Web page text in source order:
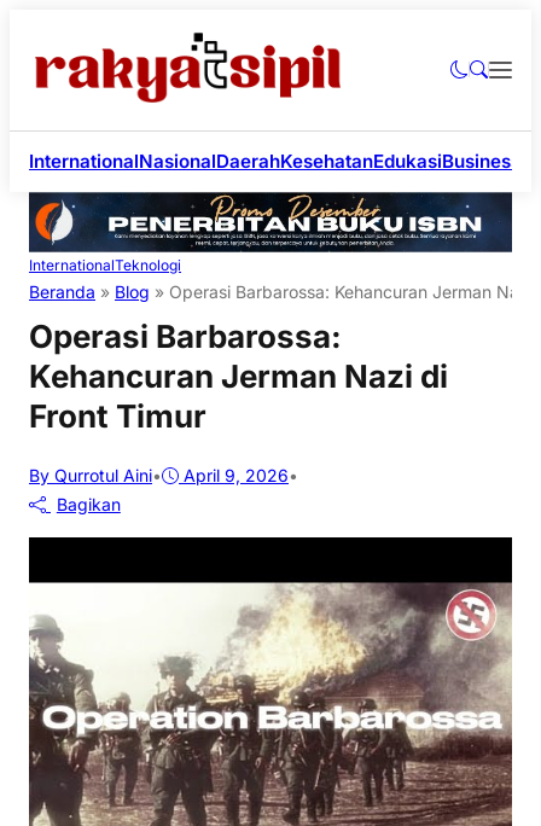
InternationalNasionalDaerahKesehatanEdukasiBusiness
InternationalTeknologi
Beranda » Blog » Operasi Barbarossa: Kehancuran Jerman Nazi
Operasi Barbarossa:
Kehancuran Jerman Nazi di
Front Timur
By Qurrotul Aini• April 9, 2026•
Bagikan